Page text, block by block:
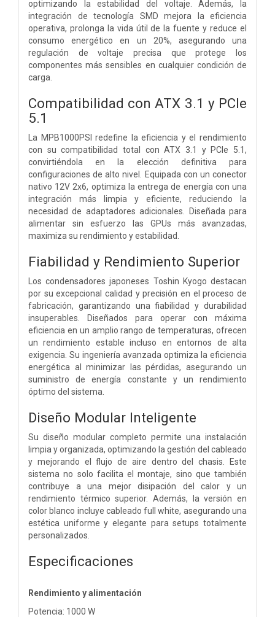
optimizando la estabilidad del voltaje. Además, la
integración de tecnología SMD mejora la eficiencia
operativa, prolonga la vida útil de la fuente y reduce el
consumo energético en un 20%, asegurando una
regulación de voltaje precisa que protege los
componentes más sensibles en cualquier condición de
carga.
Compatibilidad con ATX 3.1 y PCIe
5.1
La MPB1000PSI redefine la eficiencia y el rendimiento
con su compatibilidad total con ATX 3.1 y PCIe 5.1,
convirtiéndola en la elección definitiva para
configuraciones de alto nivel. Equipada con un conector
nativo 12V 2x6, optimiza la entrega de energía con una
integración más limpia y eficiente, reduciendo la
necesidad de adaptadores adicionales. Diseñada para
alimentar sin esfuerzo las GPUs más avanzadas,
maximiza su rendimiento y estabilidad.
Fiabilidad y Rendimiento Superior
Los condensadores japoneses Toshin Kyogo destacan
por su excepcional calidad y precisión en el proceso de
fabricación, garantizando una fiabilidad y durabilidad
insuperables. Diseñados para operar con máxima
eficiencia en un amplio rango de temperaturas, ofrecen
un rendimiento estable incluso en entornos de alta
exigencia. Su ingeniería avanzada optimiza la eficiencia
energética al minimizar las pérdidas, asegurando un
suministro de energía constante y un rendimiento
óptimo del sistema.
Diseño Modular Inteligente
Su diseño modular completo permite una instalación
limpia y organizada, optimizando la gestión del cableado
y mejorando el flujo de aire dentro del chasis. Este
sistema no solo facilita el montaje, sino que también
contribuye a una mejor disipación del calor y un
rendimiento térmico superior. Además, la versión en
color blanco incluye cableado full white, asegurando una
estética uniforme y elegante para setups totalmente
personalizados.
Especificaciones
Rendimiento y alimentación
Potencia: 1000 W